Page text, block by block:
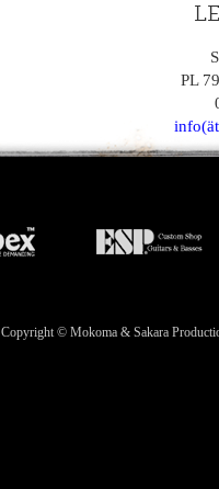
PL
Copyright © Mokoma & Sakara